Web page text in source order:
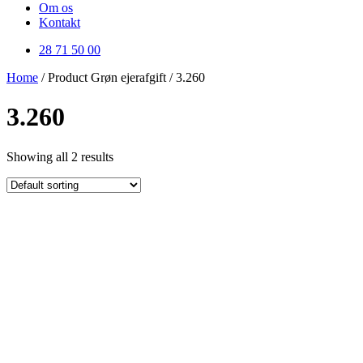
Om os
Kontakt
28 71 50 00
Home / Product Grøn ejerafgift / 3.260
3.260
Showing all 2 results